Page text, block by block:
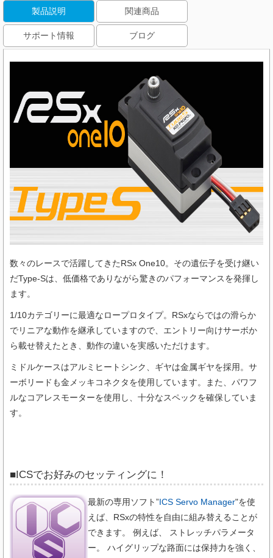
製品説明 関連商品
サポート情報 ブログ
数々のレースで活躍してきたRSx One10。その遺伝子を受け継い
だType-Sは、低価格でありながら驚きのパフォーマンスを発揮し
ます。
1/10カテゴリーに最適なロープロタイプ。RSxならではの滑らか
でリニアな動作を継承していますので、エントリー向けサーボか
ら載せ替えたとき、動作の違いを実感いただけます。
ミドルケースはアルミヒートシンク、ギヤは金属ギヤを採用。サ
ーボリードも金メッキコネクタを使用しています。また、パワフ
ルなコアレスモーターを使用し、十分なスペックを確保していま
す。
■ICSでお好みのセッティングに！
最新の専用ソフト”ICS Servo Manager"を使
えば、RSxの特性を自由に組み替えることが
できます。 例えば、 ストレッチパラメータ
ー。 ハイグリップな路面には保持力を強く、